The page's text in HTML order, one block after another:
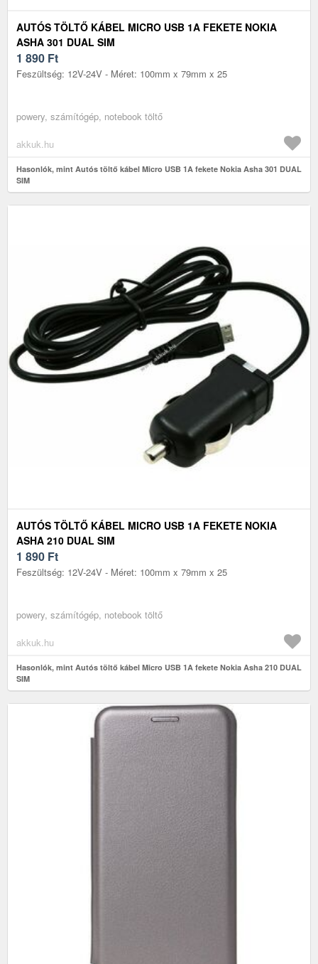
AUTÓS TÖLTŐ KÁBEL MICRO USB 1A FEKETE NOKIA
ASHA 301 DUAL SIM
1 890 Ft
Feszültség: 12V-24V - Méret: 100mm x 79mm x 25
powery, számítógép, notebook töltő
akkuk.hu
Hasonlók, mint Autós töltő kábel Micro USB 1A fekete Nokia Asha 301 DUAL
SIM
AUTÓS TÖLTŐ KÁBEL MICRO USB 1A FEKETE NOKIA
ASHA 210 DUAL SIM
1 890 Ft
Feszültség: 12V-24V - Méret: 100mm x 79mm x 25
powery, számítógép, notebook töltő
akkuk.hu
Hasonlók, mint Autós töltő kábel Micro USB 1A fekete Nokia Asha 210 DUAL
SIM